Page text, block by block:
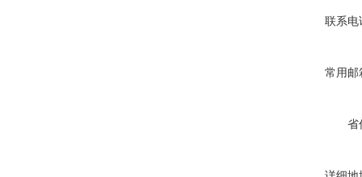
联系电
常用邮
省